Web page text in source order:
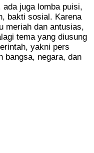
juga lomba puisi,
bakti sosial. Karena
meriah dan antusias,
tema yang diusung
yakni pers
bangsa, negara, dan